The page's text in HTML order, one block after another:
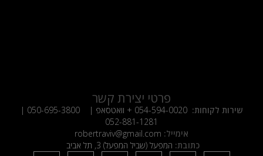
פרטי יצירת קשר
שירות לקוחות: 054-594-0020 + וואטסאפ | 050-695-3800
|
052-881-1281
אימייל: robertraviv@gmail.com
כתובת: המפעל (שביל המפעל) 3, תל אביב